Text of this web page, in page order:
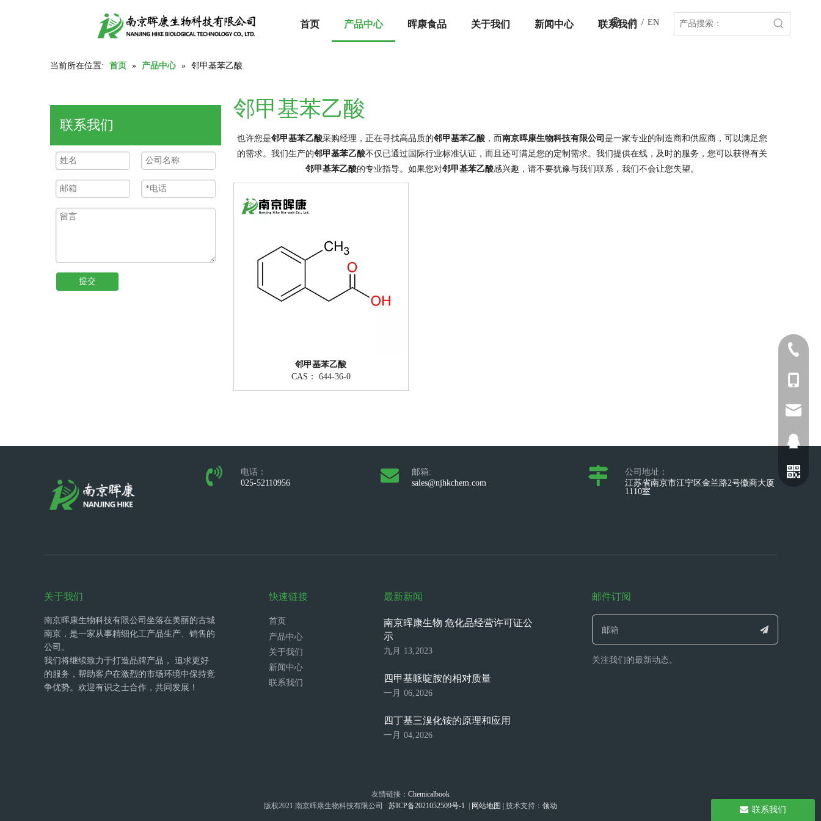
首页 产品中心 晖康食品 关于我们 新闻中心 联系我们
简 / EN
当前所在位置: 首页 » 产品中心 » 邻甲基苯乙酸
联系我们
提交
邻甲基苯乙酸
也许您是邻甲基苯乙酸采购经理，正在寻找高品质的邻甲基苯乙酸 ，而南京晖康生物科技有限公司 是一家专业的制造商和供应商，可以满足您
的需求。我们生产的邻甲基苯乙酸不仅已通过国际行业标准认证，而且还可满足您的定制需求。我们提供在线，及时的服务，您可以获得有关
邻甲基苯乙酸的专业指导。如果您对邻甲基苯乙酸感兴趣，请不要犹豫与我们联系，我们不会让您失望。
邻甲基苯乙酸
CAS：
644-36-0
电话：
025-52110956
邮箱:
sales@njhkchem.com
公司地址：
江苏省南京市江宁区金兰路2号徽商大厦
1110室
关于我们
南京晖康生物科技有限公司坐落在美丽的古城
南京，是一家从事精细化工产品生产、销售的
公司。
我们将继续致力于打造品牌产品， 追求更好
的服务，帮助客户在激烈的市场环境中保持竞
争优势。欢迎有识之士合作，共同发展！
快速链接
首页
产品中心
关于我们
新闻中心
联系我们
最新新闻
南京晖康生物 危化品经营许可证公
示
九月 13,2023
四甲基哌啶胺的相对质量
一月 06,2026
四丁基三溴化铵的原理和应用
一月 04,2026
邮件订阅
关注我们的最新动态。
友情链接： Chemicalbook
版权2021 南京晖康生物科技有限公司 苏ICP备2021052509号-1 网站地图 | 技术支持： 领动 联系我们
025-